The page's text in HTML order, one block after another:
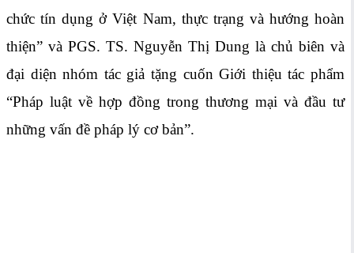
chức tín dụng ở Việt Nam, thực trạng và hướng hoàn
thiện” và PGS. TS. Nguyễn Thị Dung là chủ biên và
đại diện nhóm tác giả tặng cuốn Giới thiệu tác phẩm
“Pháp luật về hợp đồng trong thương mại và đầu tư
những vấn đề pháp lý cơ bản”.